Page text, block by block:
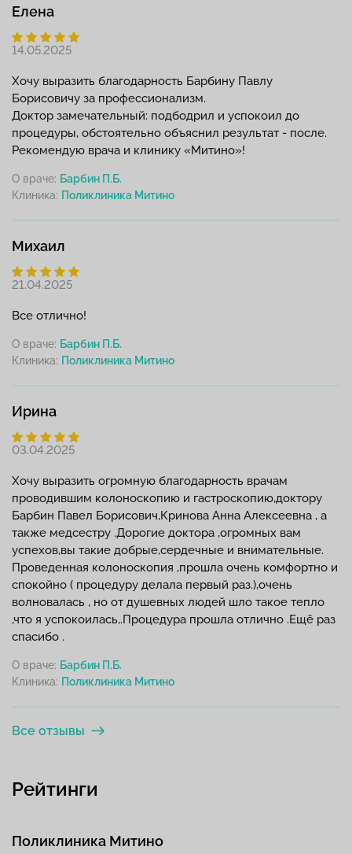
Елена
14.05.2025
Хочу выразить благодарность Барбину Павлу
Борисовичу за профессионализм.
Доктор замечательный: подбодрил и успокоил до
процедуры, обстоятельно объяснил результат - после.
Рекомендую врача и клинику «Митино»!
О враче: Барбин П.Б.
Клиника:
Михаил
21.04.2025
Все отлично!
О враче: Барбин П.Б.
Клиника:
Ирина
03.04.2025
Хочу выразить огромную благодарность врачам
проводившим колоноскопию и гастроскопию,доктору
Барбин Павел Борисович,Кринова Анна Алексеевна , а
также медсестру .Дорогие доктора ,огромных вам
успехов,вы такие добрые,сердечные и внимательные.
Проведенная колоноскопия ,прошла очень комфортно и
спокойно ( процедуру делала первый раз.),очень
волновалась , но от душевных людей шло такое тепло
,что я успокоилась,.Процедура прошла отлично .Ещё раз
спасибо .
О враче: Барбин П.Б.
Клиника:
Все отзывы
Рейтинги
Поликлиника Митино